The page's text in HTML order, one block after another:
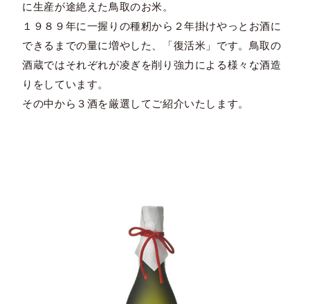
に生産が途絶えた鳥取のお米。
１９８９年に一握りの種籾から２年掛けやっとお酒に
できるまでの量に増やした、「復活米」です。鳥取の
酒蔵ではそれぞれが凌ぎを削り強力による様々な酒造
りをしています。
その中から３酒を厳選してご紹介いたします。